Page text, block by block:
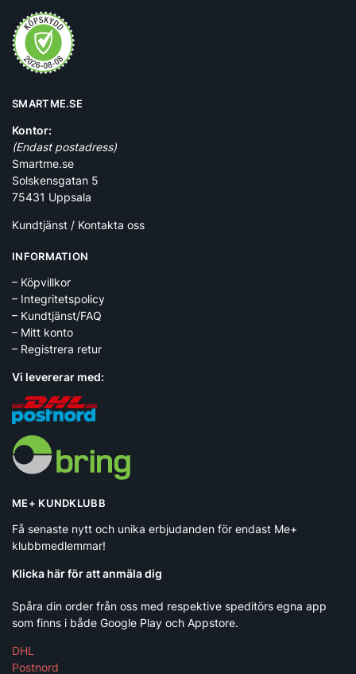
SMARTME.SE
Kontor:
(Endast postadress)
Smartme.se
Solskensgatan 5
75431 Uppsala
Kundtjänst / Kontakta oss
INFORMATION
– Köpvillkor
– Integritetspolicy
– Kundtjänst/FAQ
– Mitt konto
– Registrera retur
Vi levererar med:
ME+ KUNDKLUBB
Få senaste nytt och unika erbjudanden för endast Me+
klubbmedlemmar!
Klicka här för att anmäla dig
Spåra din order från oss med respektive speditörs egna app
som finns i både Google Play och Appstore.
DHL
Postnord